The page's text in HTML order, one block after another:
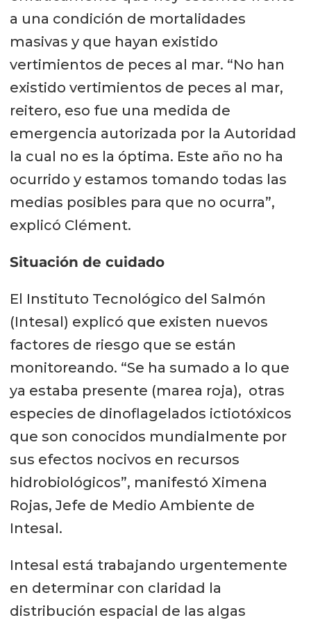
a una condición de mortalidades
masivas y que hayan existido
vertimientos de peces al mar. “No han
existido vertimientos de peces al mar,
reitero, eso fue una medida de
emergencia autorizada por la Autoridad
la cual no es la óptima. Este año no ha
ocurrido y estamos tomando todas las
medias posibles para que no ocurra”,
explicó Clément.
Situación de cuidado
El Instituto Tecnológico del Salmón
(Intesal) explicó que existen nuevos
factores de riesgo que se están
monitoreando. “Se ha sumado a lo que
ya estaba presente (marea roja), otras
especies de dinoflagelados ictiotóxicos
que son conocidos mundialmente por
sus efectos nocivos en recursos
hidrobiológicos”, manifestó Ximena
Rojas, Jefe de Medio Ambiente de
Intesal.
Intesal está trabajando urgentemente
en determinar con claridad la
distribución espacial de las algas